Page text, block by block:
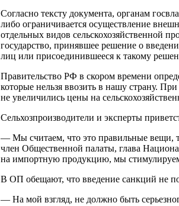
Согласно тексту документа, органам
либо ограничивается осуществление
отдельных видов сельскохозяйственной
государство, принявшее решение о
лиц или присоединившееся к такому
Правительство РФ в скором времени
которые нельзя ввозить в нашу страну.
не увеличились цены на
Сельхозпроизводители и эксперты
— Мы считаем, что это правильные вещи,
член Общественной палаты, глава
на импортную продукцию, мы стимулируем
В ОП обещают, что введение санкций не
— На мой взгляд, не должно быть